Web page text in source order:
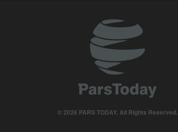
© 2026 PARS TODAY. All Rights Reserved.